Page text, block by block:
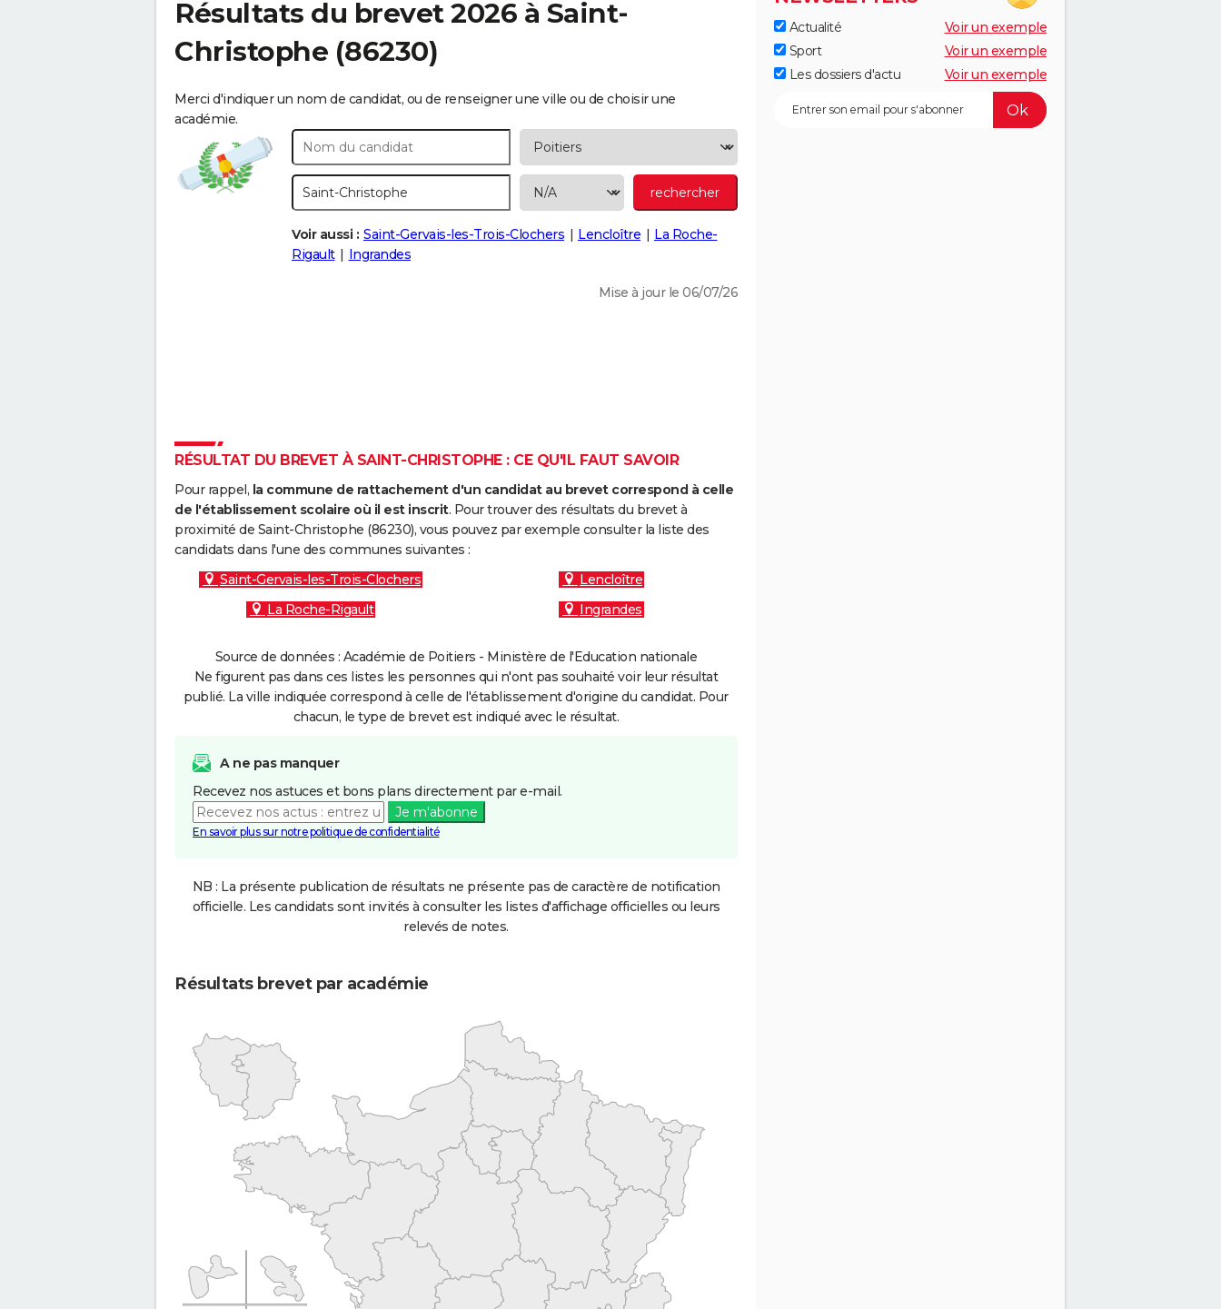
Résultats du brevet 2026 à Saint-
Christophe (86230)
Merci d'indiquer un nom de candidat, ou de renseigner une ville ou de choisir une
académie.
Voir aussi : Saint-Gervais-les-Trois-Clochers Lencloître
La Roche-
Rigault
Ingrandes
Mise à jour le 06/07/26
RÉSULTAT DU BREVET À SAINT-CHRISTOPHE : CE QU'IL FAUT SAVOIR
Pour rappel, la commune de rattachement d'un candidat au brevet correspond à celle
de l'établissement scolaire où il est inscrit. Pour trouver des résultats du brevet à
proximité de Saint-Christophe (86230), vous pouvez par exemple consulter la liste des
candidats dans l'une des communes suivantes :
Saint-Gervais-les-Trois-Clochers
Lencloître
La Roche-Rigault
Ingrandes
Source de données : Académie de Poitiers - Ministère de l'Education nationale
Ne figurent pas dans ces listes les personnes qui n'ont pas souhaité voir leur résultat
publié. La ville indiquée correspond à celle de l'établissement d'origine du candidat. Pour
chacun, le type de brevet est indiqué avec le résultat.
A ne pas manquer
Recevez nos astuces et bons plans directement par e-mail.
Je m'abonne
En savoir plus sur notre politique de confidentialité
NB : La présente publication de résultats ne présente pas de caractère de notification
officielle. Les candidats sont invités à consulter les listes d'affichage officielles ou leurs
relevés de notes.
Résultats brevet par académie
Actualité
Voir un exemple
Sport
Voir un exemple
Les dossiers d'actu
Voir un exemple